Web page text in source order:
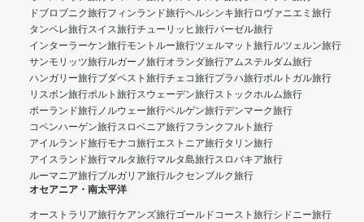
ドブロブニク旅行フィンランド旅行ヘルシンキ旅行ロヴァニエミ旅行
タンペレ旅行スイス旅行チューリッヒ旅行バーゼル旅行
インターラーケン旅行モントルー旅行ツェルマット旅行ルツェルン旅行
サンモリッツ旅行ルガーノ旅行オランダ旅行アムステルダム旅行
ハンガリー旅行ブダペスト旅行チェコ旅行プラハ旅行ポルトガル旅行
リスボン旅行ポルト旅行スウェーデン旅行ストックホルム旅行
ポーランド旅行ノルウェー旅行ベルゲン旅行デンマーク旅行
コペンハーゲン旅行スロベニア旅行フランクフルト旅行
アイルランド旅行モナコ旅行エストニア旅行タリン旅行
アイスランド旅行マルタ旅行マルタ島旅行スロバキア旅行
ルーマニア旅行ブルガリア旅行ルクセンブルク旅行
オセアニア・南太平洋
オーストラリア旅行ケアンズ旅行ゴールドコースト旅行シドニー旅行